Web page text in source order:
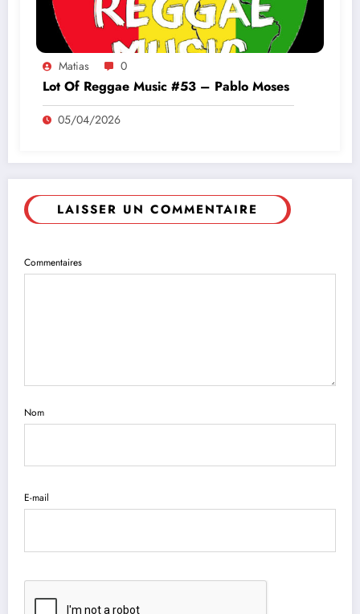
Matias 0
Lot Of Reggae Music #53 – Pablo Moses
05/04/2026
LAISSER UN COMMENTAIRE
Commentaires
Nom
E-mail